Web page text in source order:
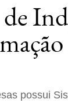
possui